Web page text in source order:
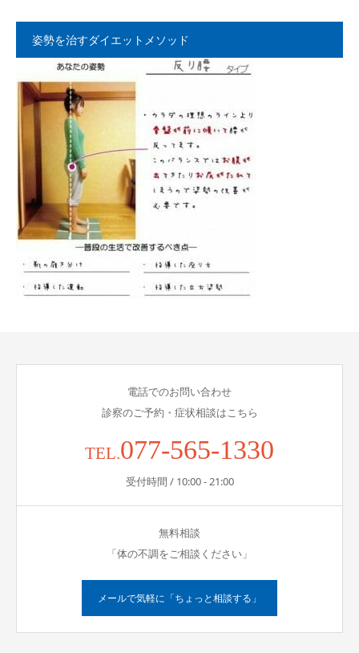
姿勢を治すダイエットメソッド
電話でのお問い合わせ
診察のご予約・症状相談はこちら
TEL.077-565-1330
受付時間 / 10:00 - 21:00
無料相談
「体の不調をご相談ください」
メールで気軽に「ちょっと相談する」